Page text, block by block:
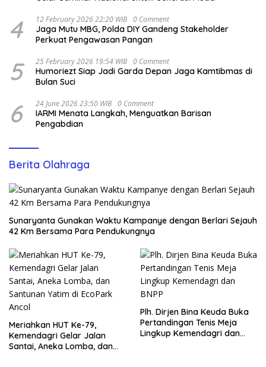
4 12 February 2026 22:20 WIB 0 Comment
Jaga Mutu MBG, Polda DIY Gandeng Stakeholder
Perkuat Pengawasan Pangan
5 25 February 2026 19:54 WIB 0 Comment
Humoriezt Siap Jadi Garda Depan Jaga Kamtibmas di
Bulan Suci
6 24 June 2026 23:50 WIB 0 Comment
IARMI Menata Langkah, Menguatkan Barisan
Pengabdian
Berita Olahraga
Sunaryanta Gunakan Waktu Kampanye dengan Berlari Sejauh
42 Km Bersama Para Pendukungnya
Meriahkan HUT Ke-79,
Kemendagri Gelar Jalan
Santai, Aneka Lomba, dan
Plh. Dirjen Bina Keuda Buka
Pertandingan Tenis Meja
Lingkup Kemendagri dan